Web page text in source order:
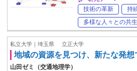
技術の革新
持
多様な人々との共生
私立大学｜埼玉県 立正大学
地域の資源を見つけ、新たな発
山田ゼミ（交通地理学）